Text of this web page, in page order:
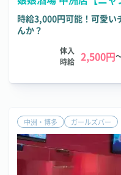
時給3,000円可能！可愛い
んか？
体入
時給 2,500円
中洲・博多 ガールズバー